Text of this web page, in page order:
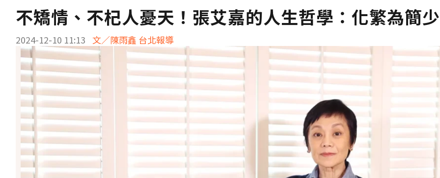
不矯情、不杞人憂天！張艾嘉的人生哲學：化繁為簡
2024-12-10 11:13 文／陳雨鑫 台北報導